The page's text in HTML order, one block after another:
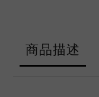
商品描述